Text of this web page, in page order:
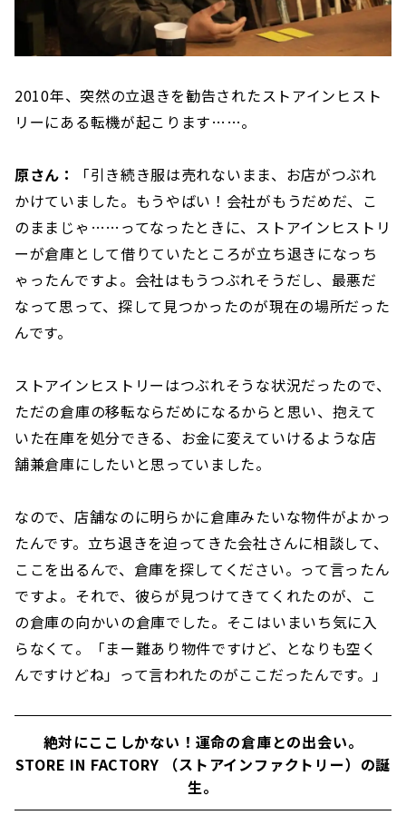
2010年、突然の立退きを勧告されたストアインヒスト
リーにある転機が起こります……。
原さん：
「引き続き服は売れないまま、お店がつぶれ
かけていました。もうやばい！会社がもうだめだ、こ
のままじゃ……ってなったときに、ストアインヒストリ
ーが倉庫として借りていたところが立ち退きになっち
ゃったんですよ。会社はもうつぶれそうだし、最悪だ
なって思って、探して見つかったのが現在の場所だった
んです。
ストアインヒストリーはつぶれそうな状況だったので、
ただの倉庫の移転ならだめになるからと思い、抱えて
いた在庫を処分できる、お金に変えていけるような店
舗兼倉庫にしたいと思っていました。
なので、店舗なのに明らかに倉庫みたいな物件がよかっ
たんです。立ち退きを迫ってきた会社さんに相談して、
ここを出るんで、倉庫を探してください。って言ったん
ですよ。それで、彼らが見つけてきてくれたのが、こ
の倉庫の向かいの倉庫でした。そこはいまいち気に入
らなくて。「まー難あり物件ですけど、となりも空く
んですけどね」って言われたのがここだったんです。」
絶対にここしかない！運命の倉庫との出会い。
STORE IN FACTORY （ストアインファクトリー）の誕
生。